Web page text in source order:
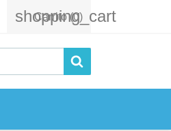
shopping_cart
Carrito (0)